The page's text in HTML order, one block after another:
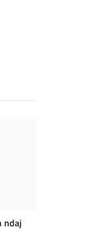
ndaj